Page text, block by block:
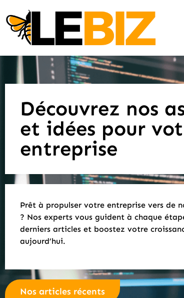
Découvrez nos
et idées pour
entreprise
Prêt à propulser votre entreprise vers de
? Nos experts vous guident à chaque
derniers articles et boostez votre
aujourd’hui.
Nos articles récents